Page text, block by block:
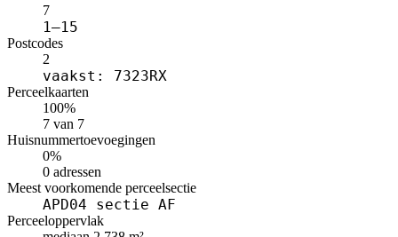
7
1–15
Postcodes
2
vaakst: 7323RX
Perceelkaarten
100%
7 van 7
Huisnummertoevoegingen
0%
0 adressen
Meest voorkomende perceelsectie
APD04 sectie AF
Perceeloppervlak